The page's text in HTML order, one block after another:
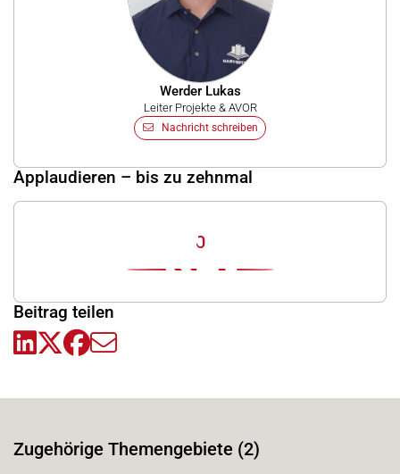
Werder Lukas
Leiter Projekte & AVOR
Nachricht schreiben
Applaudieren – bis zu zehnmal
0
Beitrag teilen
Zugehörige Themengebiete (2)